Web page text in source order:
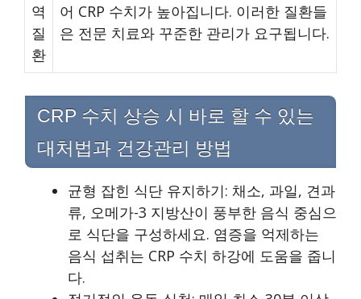
역
질
환
어 CRP 수치가 높아집니다. 이러한 질환들
은 전문 치료와 꾸준한 관리가 요구됩니다.
CRP 수치 상승 시 바로 할 수 있는
대처법과 건강관리 방법
균형 잡힌 식단 유지하기: 채소, 과일, 견과
류, 오메가-3 지방산이 풍부한 음식 중심으
로 식단을 구성하세요. 염증을 억제하는
음식 섭취는 CRP 수치 하강에 도움을 줍니
다.